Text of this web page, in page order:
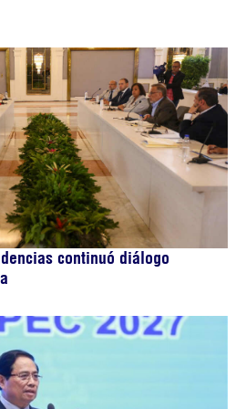
continuó diálogo